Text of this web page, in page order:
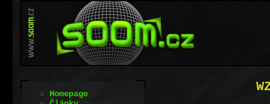
Homepage